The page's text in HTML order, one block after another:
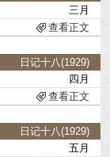
三月
查看正文
日记十八(1929)
四月
查看正文
日记十八(1929)
五月